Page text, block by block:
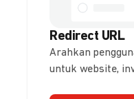
Redirect URL
Arahkan
untuk website,